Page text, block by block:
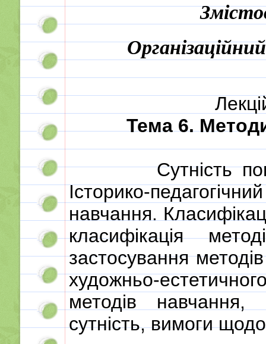
Тема 6.
Сутність
Історико-
навчання.
класифікація
застосування
художньо-
методів навчання,
сутність, вимоги